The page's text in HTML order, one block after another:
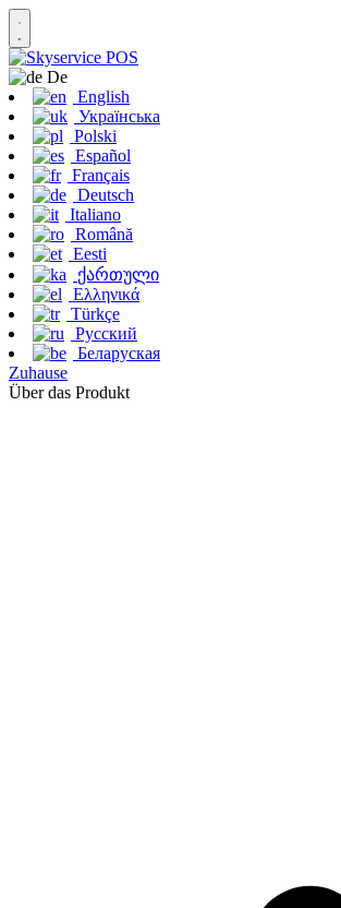
De
English
Українська
Polski
Español
Français
Deutsch
Italiano
Română
Eesti
ქართული
Ελληνικά
Türkçe
Русский
Беларуская
Zuhause
Über das Produkt